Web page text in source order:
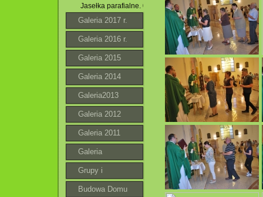
Jasełka parafialne. 07.01.2018 r.
Galeria 2017 r.
Galeria 2016 r.
Galeria 2015
Galeria 2014
Galeria2013
Galeria 2012
Galeria 2011
Galeria
Grupy i
wspólnoty
Budowa Domu